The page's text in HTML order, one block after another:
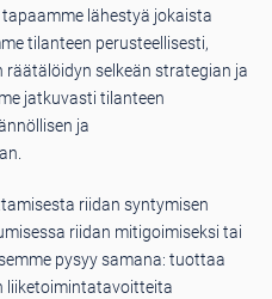
lähestyä jokaista
tilanteen perusteellisesti,
selkeän strategian ja
jatkuvasti tilanteen
ja
riidan syntymisen
riidan mitigoimiseksi tai
pysyy samana: tuottaa
liiketoimintatavoitteita